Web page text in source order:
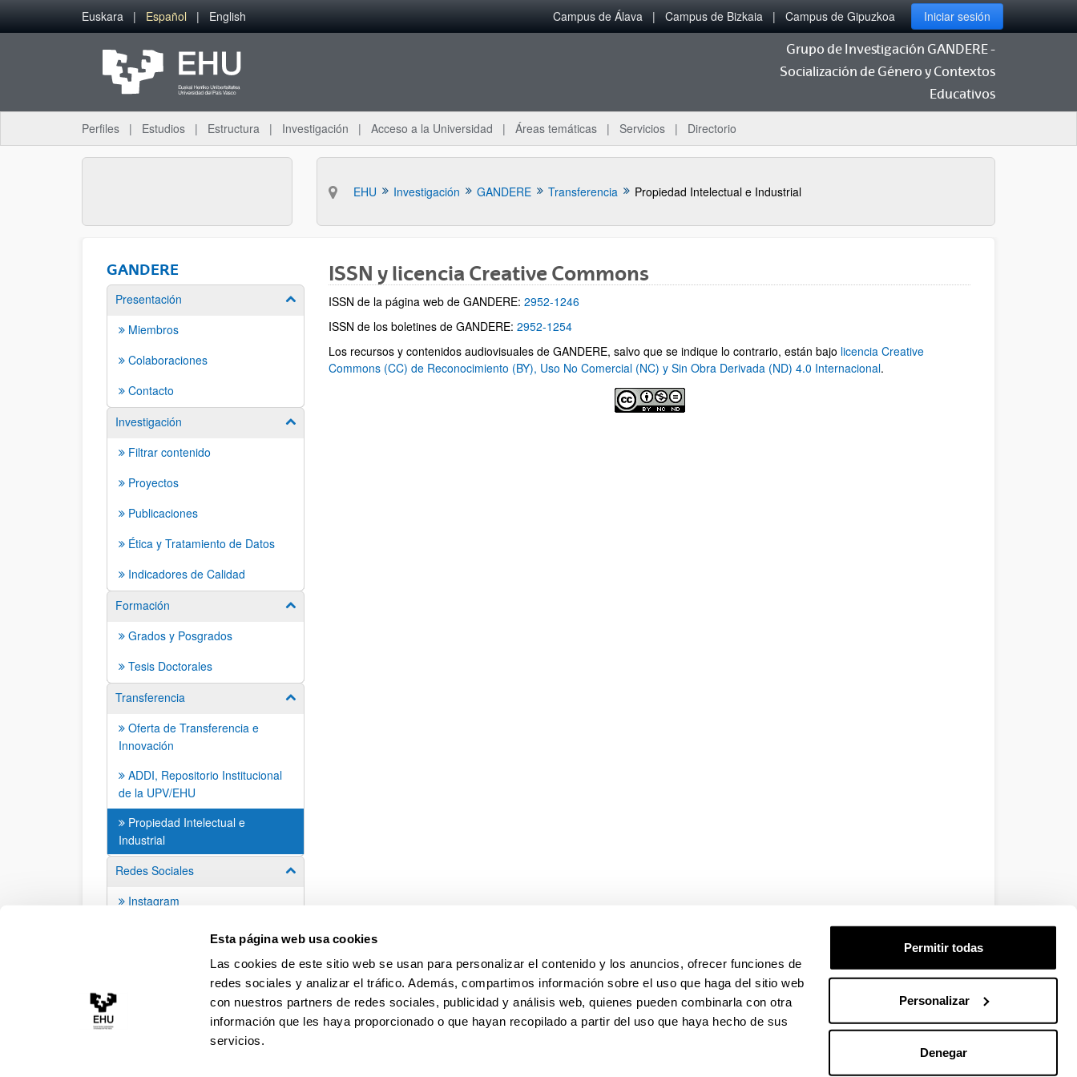
Esta página web usa cookies
Las cookies de este sitio web se usan para personalizar el contenido y los anuncios, ofrecer funciones de
redes sociales y analizar el tráfico. Además, compartimos información sobre el uso que haga del sitio web
con nuestros partners de redes sociales, publicidad y análisis web, quienes pueden combinarla con otra
información que les haya proporcionado o que hayan recopilado a partir del uso que haya hecho de sus
servicios.
Permitir todas
Personalizar
Denegar
Saltar al contenido principal
Euskara Español English Campus de Álava Campus de Bizkaia Campus de Gipuzkoa Iniciar sesión
Grupo de Investigación GANDERE -
Socialización de Género y Contextos
Educativos
Perfiles Estudios Estructura Investigación Acceso a la Universidad Áreas temáticas Servicios Directorio
EHU Investigación GANDERE Transferencia Propiedad Intelectual e Industrial
GANDERE
Presentación Mostrar/ocultar subpáginas
Miembros
Colaboraciones
Contacto
Investigación
Mostrar/ocultar subpáginas
Filtrar contenido
Proyectos
Publicaciones
Ética y Tratamiento de Datos
Indicadores de Calidad
Formación
Mostrar/ocultar subpáginas
Grados y Posgrados
Tesis Doctorales
Transferencia
Mostrar/ocultar subpáginas
Oferta de Transferencia e
Innovación
ADDI, Repositorio Institucional
de la UPV/EHU
Propiedad Intelectual e
Industrial
Redes Sociales
Mostrar/ocultar subpáginas
Instagram
ISSN y licencia Creative Commons
ISSN de la página web de GANDERE: 2952-1246
ISSN de los boletines de GANDERE: 2952-1254
Los recursos y contenidos audiovisuales de GANDERE, salvo que se indique lo contrario, están bajo licencia Creative
Commons (CC) de Reconocimiento (BY), Uso No Comercial (NC) y Sin Obra Derivada (ND) 4.0 Internacional.